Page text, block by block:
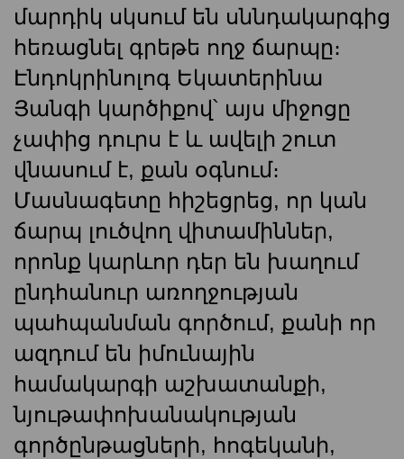
մարդիկ սկսում են սննդակարգից
հեռացնել գրեթե ողջ ճարպը։
Էնդոկրինոլոգ Եկատերինա
Յանգի կարծիքով՝ այս միջոցը
չափից դուրս է և ավելի շուտ
վնասում է, քան օգնում։
Մասնագետը հիշեցրեց, որ կան
ճարպ լուծվող վիտամիններ,
որոնք կարևոր դեր են խաղում
ընդհանուր առողջության
պահպանման գործում, քանի որ
ազդում են իմունային
համակարգի աշխատանքի,
նյութափոխանակության
գործընթացների, հոգեկանի,